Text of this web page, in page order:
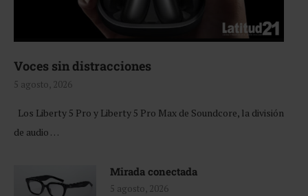
Voces sin distracciones
5 agosto, 2026
Los Liberty 5 Pro y Liberty 5 Pro Max de Soundcore, la división
de audio …
Mirada conectada
5 agosto, 2026